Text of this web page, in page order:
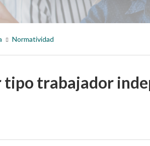
Normatividad
tipo trabajador